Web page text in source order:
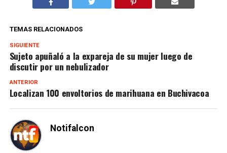
TEMAS RELACIONADOS
SIGUIENTE
Sujeto apuñaló a la expareja de su mujer luego de
discutir por un nebulizador
ANTERIOR
Localizan 100 envoltorios de marihuana en Buchivacoa
Notifalcon